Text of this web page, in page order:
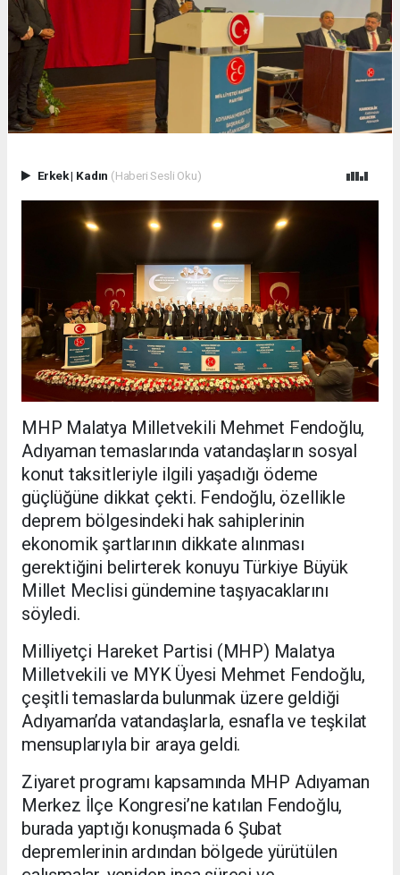
Erkek| Kadın (Haberi Sesli Oku)
MHP Malatya Milletvekili Mehmet Fendoğlu,
Adıyaman temaslarında vatandaşların sosyal
konut taksitleriyle ilgili yaşadığı ödeme
güçlüğüne dikkat çekti. Fendoğlu, özellikle
deprem bölgesindeki hak sahiplerinin
ekonomik şartlarının dikkate alınması
gerektiğini belirterek konuyu Türkiye Büyük
Millet Meclisi gündemine taşıyacaklarını
söyledi.
Milliyetçi Hareket Partisi (MHP) Malatya
Milletvekili ve MYK Üyesi Mehmet Fendoğlu,
çeşitli temaslarda bulunmak üzere geldiği
Adıyaman’da vatandaşlarla, esnafla ve teşkilat
mensuplarıyla bir araya geldi.
Ziyaret programı kapsamında MHP Adıyaman
Merkez İlçe Kongresi’ne katılan Fendoğlu,
burada yaptığı konuşmada 6 Şubat
depremlerinin ardından bölgede yürütülen